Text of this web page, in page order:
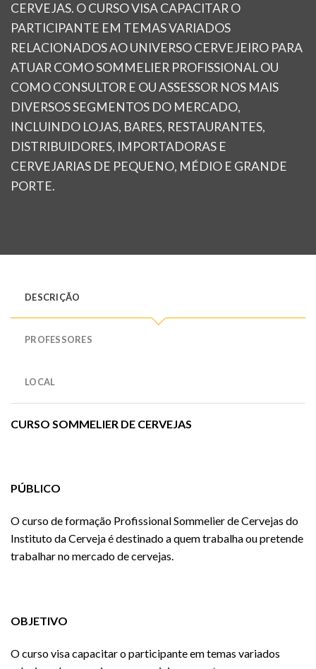
CERVEJAS. O CURSO VISA CAPACITAR O
PARTICIPANTE EM TEMAS VARIADOS
RELACIONADOS AO UNIVERSO CERVEJEIRO PARA
ATUAR COMO SOMMELIER PROFISSIONAL OU
COMO CONSULTOR E OU ASSESSOR NOS MAIS
DIVERSOS SEGMENTOS DO MERCADO,
INCLUINDO LOJAS, BARES, RESTAURANTES,
DISTRIBUIDORES, IMPORTADORAS E
CERVEJARIAS DE PEQUENO, MÉDIO E GRANDE
PORTE.
DESCRIÇÃO
PROFESSORES
LOCAL
CURSO SOMMELIER DE CERVEJAS
PÚBLICO
O curso de formação Profissional Sommelier de Cervejas do
Instituto da Cerveja é destinado a quem trabalha ou pretende
trabalhar no mercado de cervejas.
OBJETIVO
O curso visa capacitar o participante em temas variados